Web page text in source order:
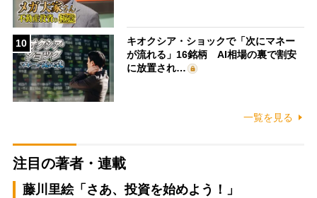
10
キオクシア・ショックで「次にマネー
が流れる」16銘柄 AI相場の裏で割安
に放置され…
一覧を見る
注目の著者・連載
藤川里絵「さあ、投資を始めよう！」